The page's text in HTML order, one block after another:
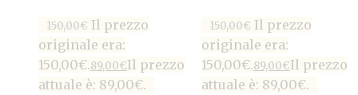
150,00€ Il prezzo
originale era:
150,00€.89,00€Il prezzo
attuale è: 89,00€.
150,00€ Il prezzo
originale era:
150,00€.89,00€Il prezzo
attuale è: 89,00€.